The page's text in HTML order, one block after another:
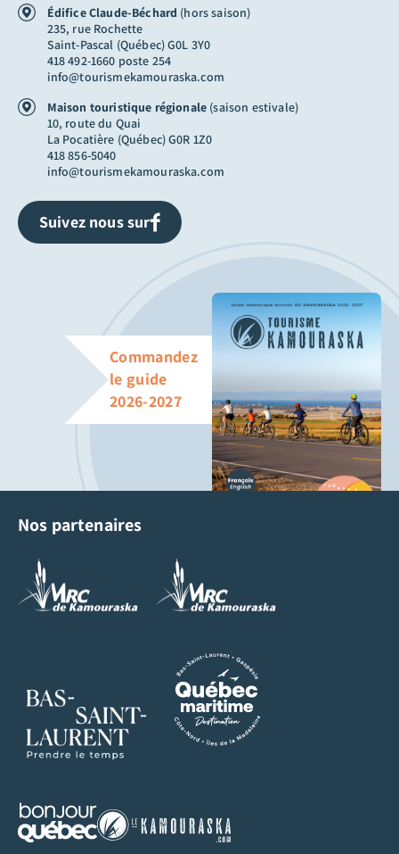
Édifice Claude-Béchard (hors saison)
235, rue Rochette
Saint-Pascal (Québec) G0L 3Y0
418 492-1660 poste 254
info@tourismekamouraska.com
Maison touristique régionale (saison estivale)
10, route du Quai
La Pocatière (Québec) G0R 1Z0
418 856-5040
info@tourismekamouraska.com
Suivez nous sur
Commandez
le guide
2026-2027
Nos partenaires